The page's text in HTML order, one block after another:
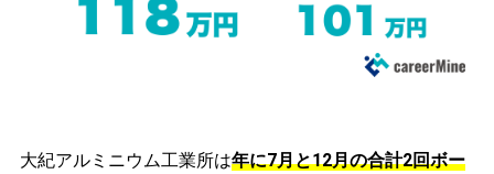
大紀アルミニウム工業所は年に7月と12月の合計2回ボー